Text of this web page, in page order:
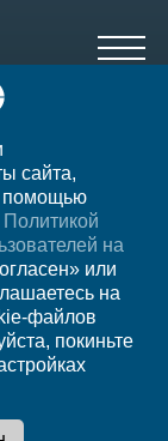
сайта,
помощью
Политикой
на
или
на
файлов
покиньте